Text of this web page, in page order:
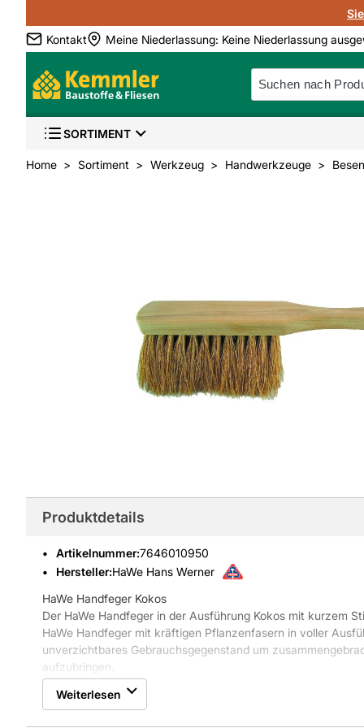
Kontakt
Meine Niederlassung: Keine Niederlassung
SORTIMENT
Home Sortiment Werkzeug Handwerkzeuge
Produktdetails
Artikelnummer:7646010950
Hersteller:HaWe Hans Werner
HaWe Handfeger Kokos
Der HaWe Handfeger in der Ausführung Kokos mit kurzem
HaWe Handfeger mit kräftigen Pflanzenfasern in voller
unverzichtbares Gebrauchsgegenstand um
aufzubringen.
Eigenschaften HaWe Handfeger, mit kurzem Stiel,
* Material/Werkstoff: Holz/geschliffen
Weiterlesen